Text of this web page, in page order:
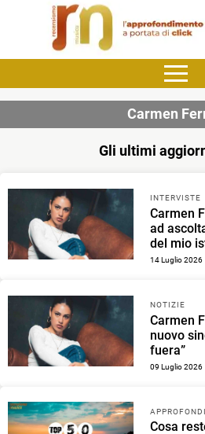
Carmen
Gli ultimi
INTERVISTE
Carmen
ad
del mio
14 Luglio 2026
NOTIZIE
Carmen
nuovo
fuera”
09 Luglio 2026
Cosa